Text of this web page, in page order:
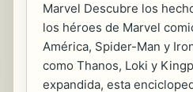
Marvel Descubre los
los héroes de Marvel
América, Spider-Man y
como Thanos, Loki y
expandida, esta